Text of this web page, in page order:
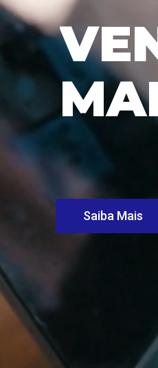
VE
MA
Saiba Mais